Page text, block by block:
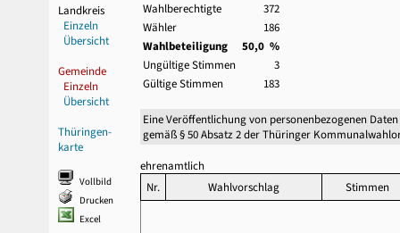
Landkreis
Einzeln
Übersicht
Gemeinde
Einzeln
Übersicht
Thüringen-
karte
Vollbild
Drucken
Excel
Wahlberechtigte
372
Wähler
186
Wahlbeteiligung
50,0 %
Ungültige Stimmen
3
Gültige Stimmen
183
Eine Veröffentlichung von personenbezogenen
gemäß § 50 Absatz 2 der Thüringer
ehrenamtlich
Nr.
Wahlvorschlag Stimmen